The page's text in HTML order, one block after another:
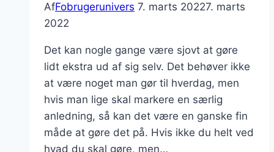
AfFobrugerunivers 7. marts 20227. marts
2022
Det kan nogle gange være sjovt at gøre
lidt ekstra ud af sig selv. Det behøver ikke
at være noget man gør til hverdag, men
hvis man lige skal markere en særlig
anledning, så kan det være en ganske fin
måde at gøre det på. Hvis ikke du helt ved
hvad du skal gøre, men…